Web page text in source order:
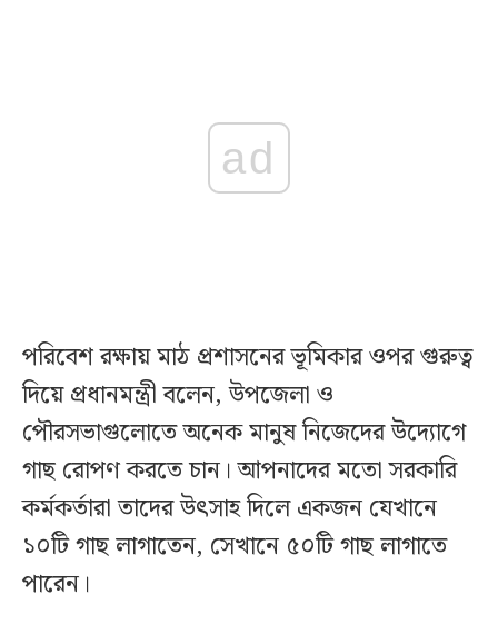
ad
পরিবেশ রক্ষায় মাঠ প্রশাসনের ভূমিকার ওপর গুরুত্ব
দিয়ে প্রধানমন্ত্রী বলেন, উপজেলা ও
পৌরসভাগুলোতে অনেক মানুষ নিজেদের উদ্যোগে
গাছ রোপণ করতে চান। আপনাদের মতো সরকারি
কর্মকর্তারা তাদের উৎসাহ দিলে একজন যেখানে
১০টি গাছ লাগাতেন, সেখানে ৫০টি গাছ লাগাতে
পারেন।